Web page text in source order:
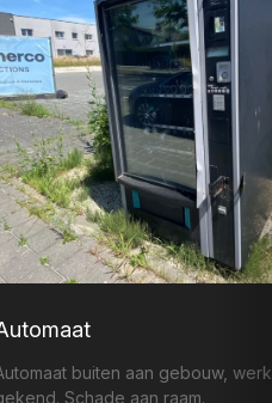
buiten aan gebouw,
Schade aan raam.